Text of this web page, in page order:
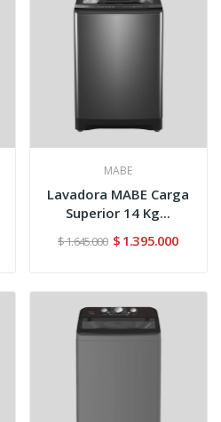
MABE
Lavadora MABE Carga
Superior 14 Kg...
$ 1.645.000 $ 1.395.000